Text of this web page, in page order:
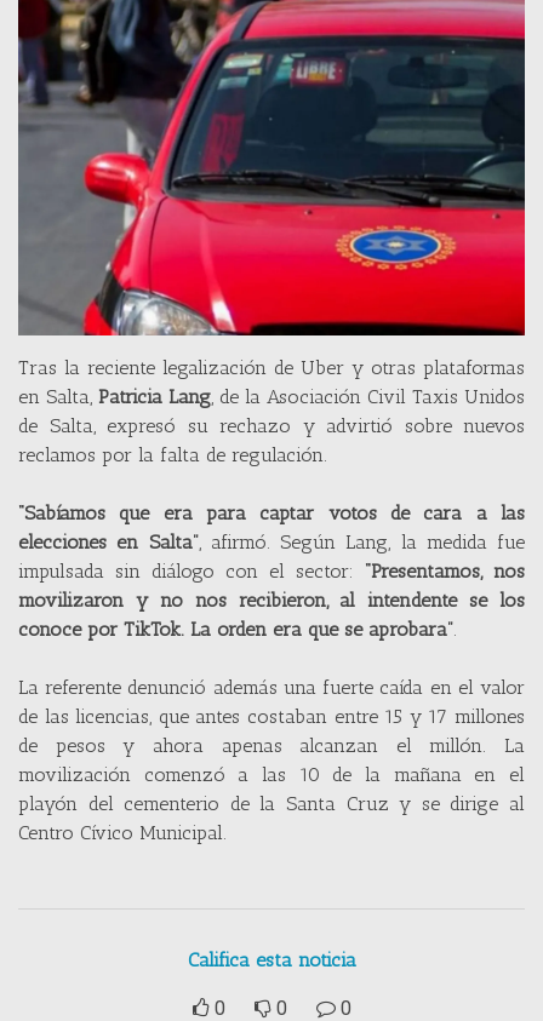
Tras la reciente legalización de Uber y otras plataformas
en Salta, Patricia Lang , de la Asociación Civil Taxis Unidos
de Salta, expresó su rechazo y advirtió sobre nuevos
reclamos por la falta de regulación.
“Sabíamos que era para captar votos de cara a las
elecciones en Salta”, afirmó. Según Lang, la medida fue
impulsada sin diálogo con el sector: “Presentamos, nos
movilizaron y no nos recibieron, al intendente se los
conoce por TikTok. La orden era que se aprobara”
La referente denunció además una fuerte caída en el valor
de las licencias, que antes costaban entre 15 y 17 millones
de pesos y ahora apenas alcanzan el millón. La
movilización comenzó a las 10 de la mañana en el
playón del cementerio de la Santa Cruz y se dirige al
Centro Cívico Municipal.
Califica esta noticia
0 0
0